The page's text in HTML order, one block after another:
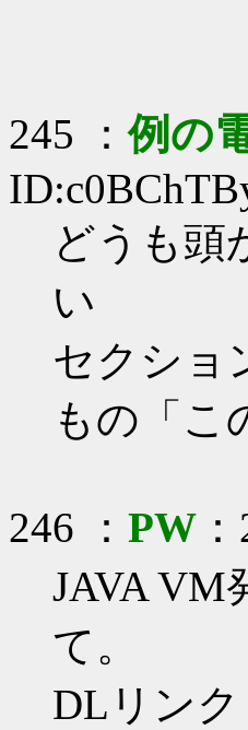
245 ：例の
どうも頭
い
セクショ
もの「こ
246 ： PW
JAVA VM
て。
DLリンク